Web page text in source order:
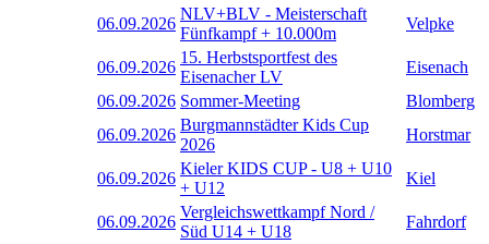
06.09.2026
NLV+BLV - Meisterschaft
Fünfkampf + 10.000m
Velpke
06.09.2026
15. Herbstsportfest des
Eisenacher LV
Eisenach
06.09.2026 Sommer-Meeting
Blomberg
06.09.2026
Burgmannstädter Kids Cup
2026
Horstmar
06.09.2026
Kieler KIDS CUP - U8 + U10
+ U12
Kiel
06.09.2026
Vergleichswettkampf Nord /
Süd U14 + U18
Fahrdorf